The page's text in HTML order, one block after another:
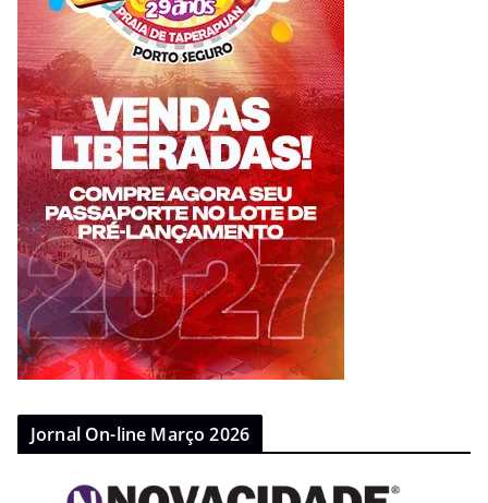
Jornal On-line Março 2026